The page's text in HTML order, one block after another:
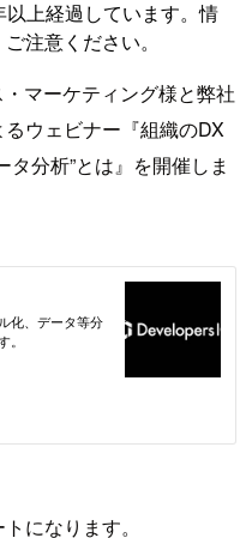
上経過しています。情
注意ください。
マーケティング様と弊社
ウェビナー『組織のDX
分析”とは』を開催しま
になります。